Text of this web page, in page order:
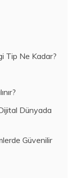
Tip Ne Kadar?
Dünyada
Güvenilir